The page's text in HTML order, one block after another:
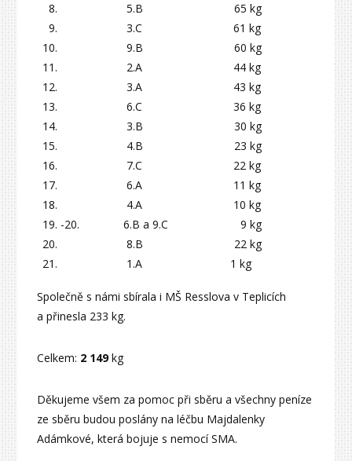
5.B 65 kg
3.C 61 kg
9.B 60 kg
2.A 44 kg
3.A 43 kg
6.C 36 kg
3.B 30 kg
4.B 23 kg
7.C 22 kg
6.A 11 kg
4.A 10 kg
-20. 6.B a 9.C 9 kg
8.B 22 kg
1.A 1 kg
Společně s námi sbírala i MŠ Resslova v Teplicích
a přinesla 233 kg.
Celkem: 2 149kg
Děkujeme všem za pomoc při sběru a všechny peníze
ze sběru budou poslány na léčbu Majdalenky
Adámkové, která bojuje s nemocí SMA.